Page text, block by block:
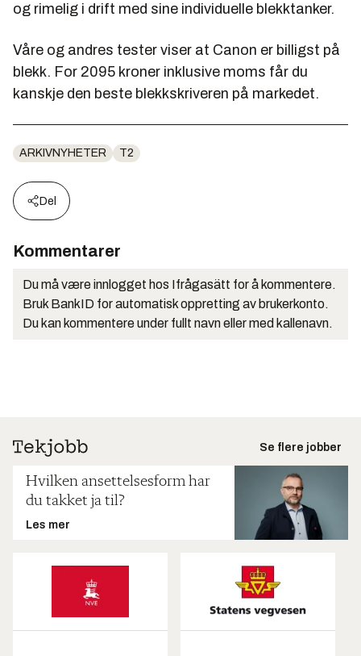
og rimelig i drift med sine individuelle blekktanker.
Våre og andres tester viser at Canon er billigst på
blekk. For 2095 kroner inklusive moms får du
kanskje den beste blekkskriveren på markedet.
ARKIVNYHETER T2
Del
Kommentarer
Du må være innlogget hos Ifrågasätt for å kommentere.
Bruk BankID for automatisk oppretting av brukerkonto.
Du kan kommentere under fullt navn eller med kallenavn.
Se flere jobber
Hvilken ansettelsesform har
du takket ja til?
Les mer